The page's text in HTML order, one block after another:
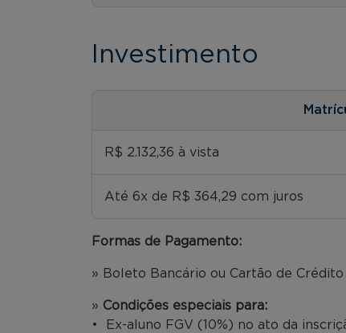
Investimento
R$ 2.132,36 à vista
Até 6x de R$ 364,29 com juros
Formas de Pagamento:
» Boleto Bancário ou Cartão de
» Condições especiais para:
• Ex-aluno FGV (10%) no ato da